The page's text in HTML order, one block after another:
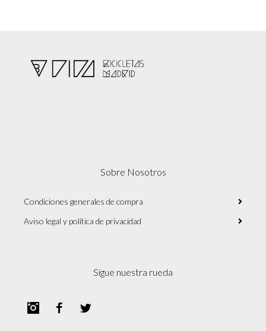
Sobre Nosotros
Condiciones generales de compra
Aviso legal y política de privacidad
Sigue nuestra rueda
InstagramFacebook